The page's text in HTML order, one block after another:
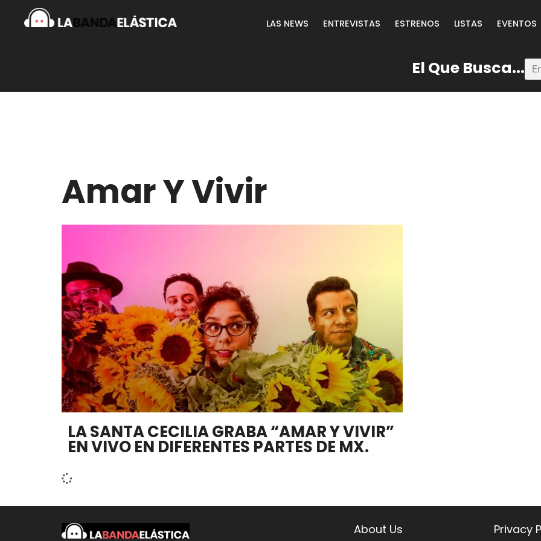
LAS NEWS ENTREVISTAS ESTRENOS LISTAS EVENTOS
El Que Busca...
Amar Y Vivir
LA SANTA CECILIA GRABA “AMAR Y VIVIR”
EN VIVO EN DIFERENTES PARTES DE MX.
About Us
Privacy